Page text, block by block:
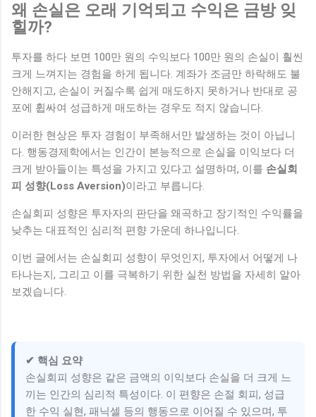
왜 손실은 오래 기억되고 수익은 금방 잊
힐까?
투자를 하다 보면 100만 원의 수익보다 100만 원의 손실이 훨씬
크게 느껴지는 경험을 하게 됩니다. 계좌가 조금만 하락해도 불
안해지고, 손실이 커질수록 쉽게 매도하지 못하거나 반대로 공
포에 휩싸여 성급하게 매도하는 경우도 적지 않습니다.
이러한 현상은 투자 경험이 부족해서만 발생하는 것이 아닙니
다. 행동경제학에서는 인간이 본능적으로 손실을 이익보다 더
크게 받아들이는 특성을 가지고 있다고 설명하며, 이를 손실회
피 성향(Loss Aversion)이라고 부릅니다.
손실회피 성향은 투자자의 판단을 왜곡하고 장기적인 수익률을
낮추는 대표적인 심리적 편향 가운데 하나입니다.
이번 글에서는 손실회피 성향이 무엇인지, 투자에서 어떻게 나
타나는지, 그리고 이를 극복하기 위한 실천 방법을 자세히 알아
보겠습니다.
✔ 핵심 요약
손실회피 성향은 같은 금액의 이익보다 손실을 더 크게 느
끼는 인간의 심리적 특성이다. 이 편향은 손절 회피, 성급
한 수익 실현, 패닉셀 등의 행동으로 이어질 수 있으며, 투